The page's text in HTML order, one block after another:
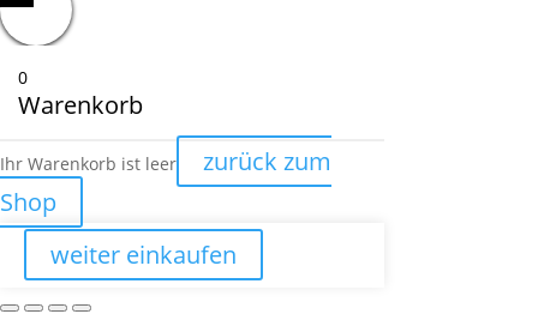
0
Warenkorb
Ihr Warenkorb ist leer
zurück zum
Shop
weiter einkaufen